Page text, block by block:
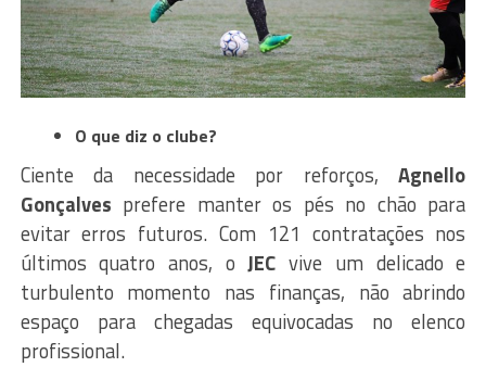
O que diz o clube?
Ciente da necessidade por reforços,Agnello
Gonçalves prefere manter os pés no chão para
evitar erros futuros. Com 121 contratações nos
últimos quatro anos, oJEC vive um delicado e
turbulento momento nas finanças, não abrindo
espaço para chegadas equivocadas no elenco
profissional.